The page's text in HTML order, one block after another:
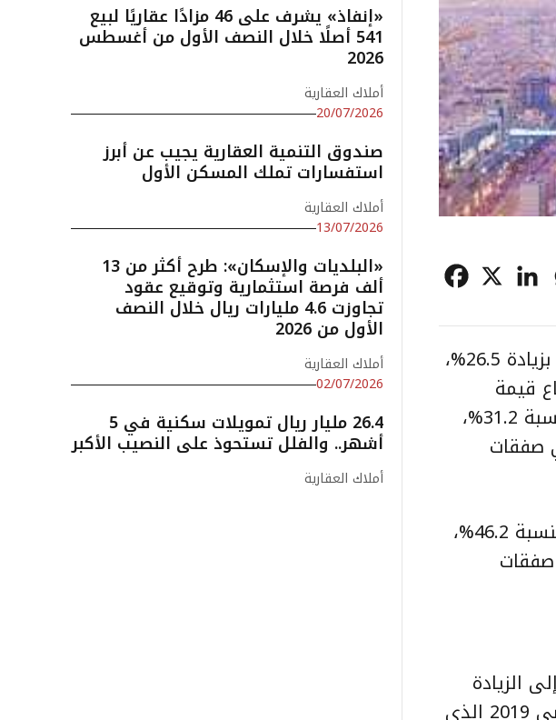
ارتفعت قيمة الصفقات العقارية خلال عام 2019 إلى 180.2 مليار ريال بزيادة 26.5%،
لارتفاع قيمة
صفقات القطاع السكني بنسبة 35.1%، مقارنة بانخفاضه خلال 2018 بنسبة 31.2%،
“75.7% من إجمالي صفقات
فيما ارتفع القطاع التجاري بنسبة 5.6%، مقارنة بانخفاضه خلال 2018 بنسبة 46.2%،
من إجمالي صفقات
الزيادة
القياسية في حجم التمويل العقاري الممنوح للأفراد خلال العام الماضي 2019 الذي
«إنفاذ» يشرف على 46 مزادًا عقاريًا لبيع
541 أصلًا خلال النصف الأول من أغسطس
2026
أملاك العقارية
20/07/2026
صندوق التنمية العقارية يجيب عن أبرز
استفسارات تملك المسكن الأول
أملاك العقارية
13/07/2026
«البلديات والإسكان»: طرح أكثر من 13
ألف فرصة استثمارية وتوقيع عقود
تجاوزت 4.6 مليارات ريال خلال النصف
الأول من 2026
أملاك العقارية
02/07/2026
26.4 مليار ريال تمويلات سكنية في 5
أشهر.. والفلل تستحوذ على النصيب الأكبر
أملاك العقارية